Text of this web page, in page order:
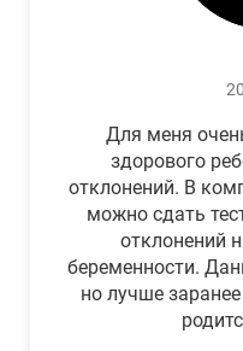
Для меня
здорового
отклонений. В
можно сдать
отклонений
беременности.
но лучше